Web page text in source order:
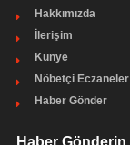
Hakkımızda
İlerişim
Künye
Nöbetçi Eczaneler
Haber Gönder